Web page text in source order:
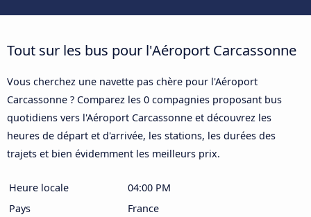
Tout sur les bus pour l'Aéroport Carcassonne
Vous cherchez une navette pas chère pour l'Aéroport
Carcassonne ? Comparez les 0 compagnies proposant bus
quotidiens vers l'Aéroport Carcassonne et découvrez les
heures de départ et d'arrivée, les stations, les durées des
trajets et bien évidemment les meilleurs prix.
Heure locale
04:00 PM
Pays
France